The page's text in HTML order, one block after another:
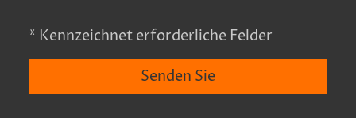
* Kennzeichnet erforderliche Felder
Senden Sie